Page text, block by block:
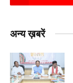
अन्य ख़बरें